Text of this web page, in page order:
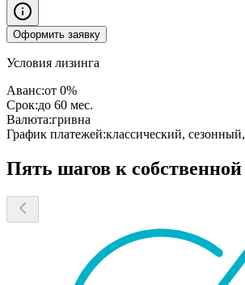
Оформить заявку
Условия лизинга
Аванс:от 0%
Срок:до 60 мес.
Валюта:гривна
График платежей:классический,
Пять шагов к собственной